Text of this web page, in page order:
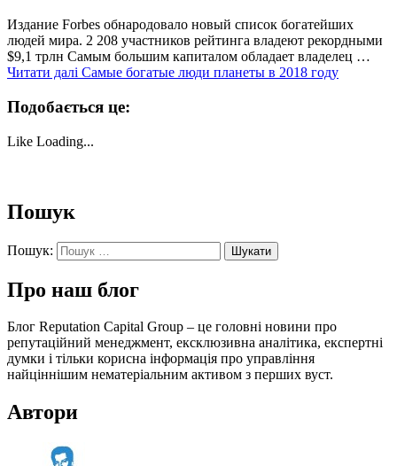
Издание Forbes обнародовало новый список богатейших
людей мира. 2 208 участников рейтинга владеют рекордными
$9,1 трлн Самым большим капиталом обладает владелец …
Читати далі Самые богатые люди планеты в 2018 году
Подобається це:
Like Loading...
Пошук
Пошук:
Про наш блог
Блог Reputation Capital Group – це головні новини про
репутаційний менеджмент, ексклюзивна аналітика, експертні
думки і тільки корисна інформація про управління
найціннішим нематеріальним активом з перших вуст.
Автори